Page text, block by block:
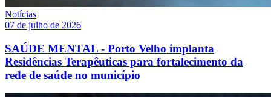
Notícias
07 de julho de 2026
SAÚDE MENTAL - Porto Velho implanta
Residências Terapêuticas para fortalecimento da
rede de saúde no município